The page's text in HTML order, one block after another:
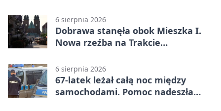
6 sierpnia 2026
Dobrawa stanęła obok Mieszka I.
Nowa rzeźba na Trakcie
6 sierpnia 2026
67-latek leżał całą noc między
samochodami. Pomoc nadeszła